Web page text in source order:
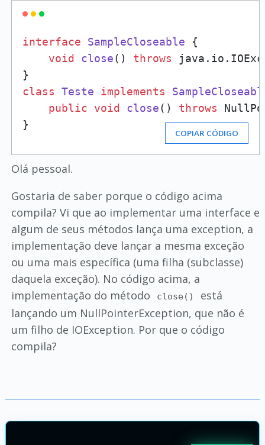
interface SampleCloseable {
void
close() throws
class
Teste implements
public
void close() throws
}
COPIAR CÓDIGO
Olá pessoal.
Gostaria de saber porque o código acima
compila? Vi que ao implementar uma interface e
algum de seus métodos lança uma exception, a
implementação deve lançar a mesma exceção
ou uma mais específica (uma filha (subclasse)
daquela exceção). No código acima, a
implementação do método
close()
está
lançando um NullPointerException, que não é
um filho de IOException. Por que o código
compila?